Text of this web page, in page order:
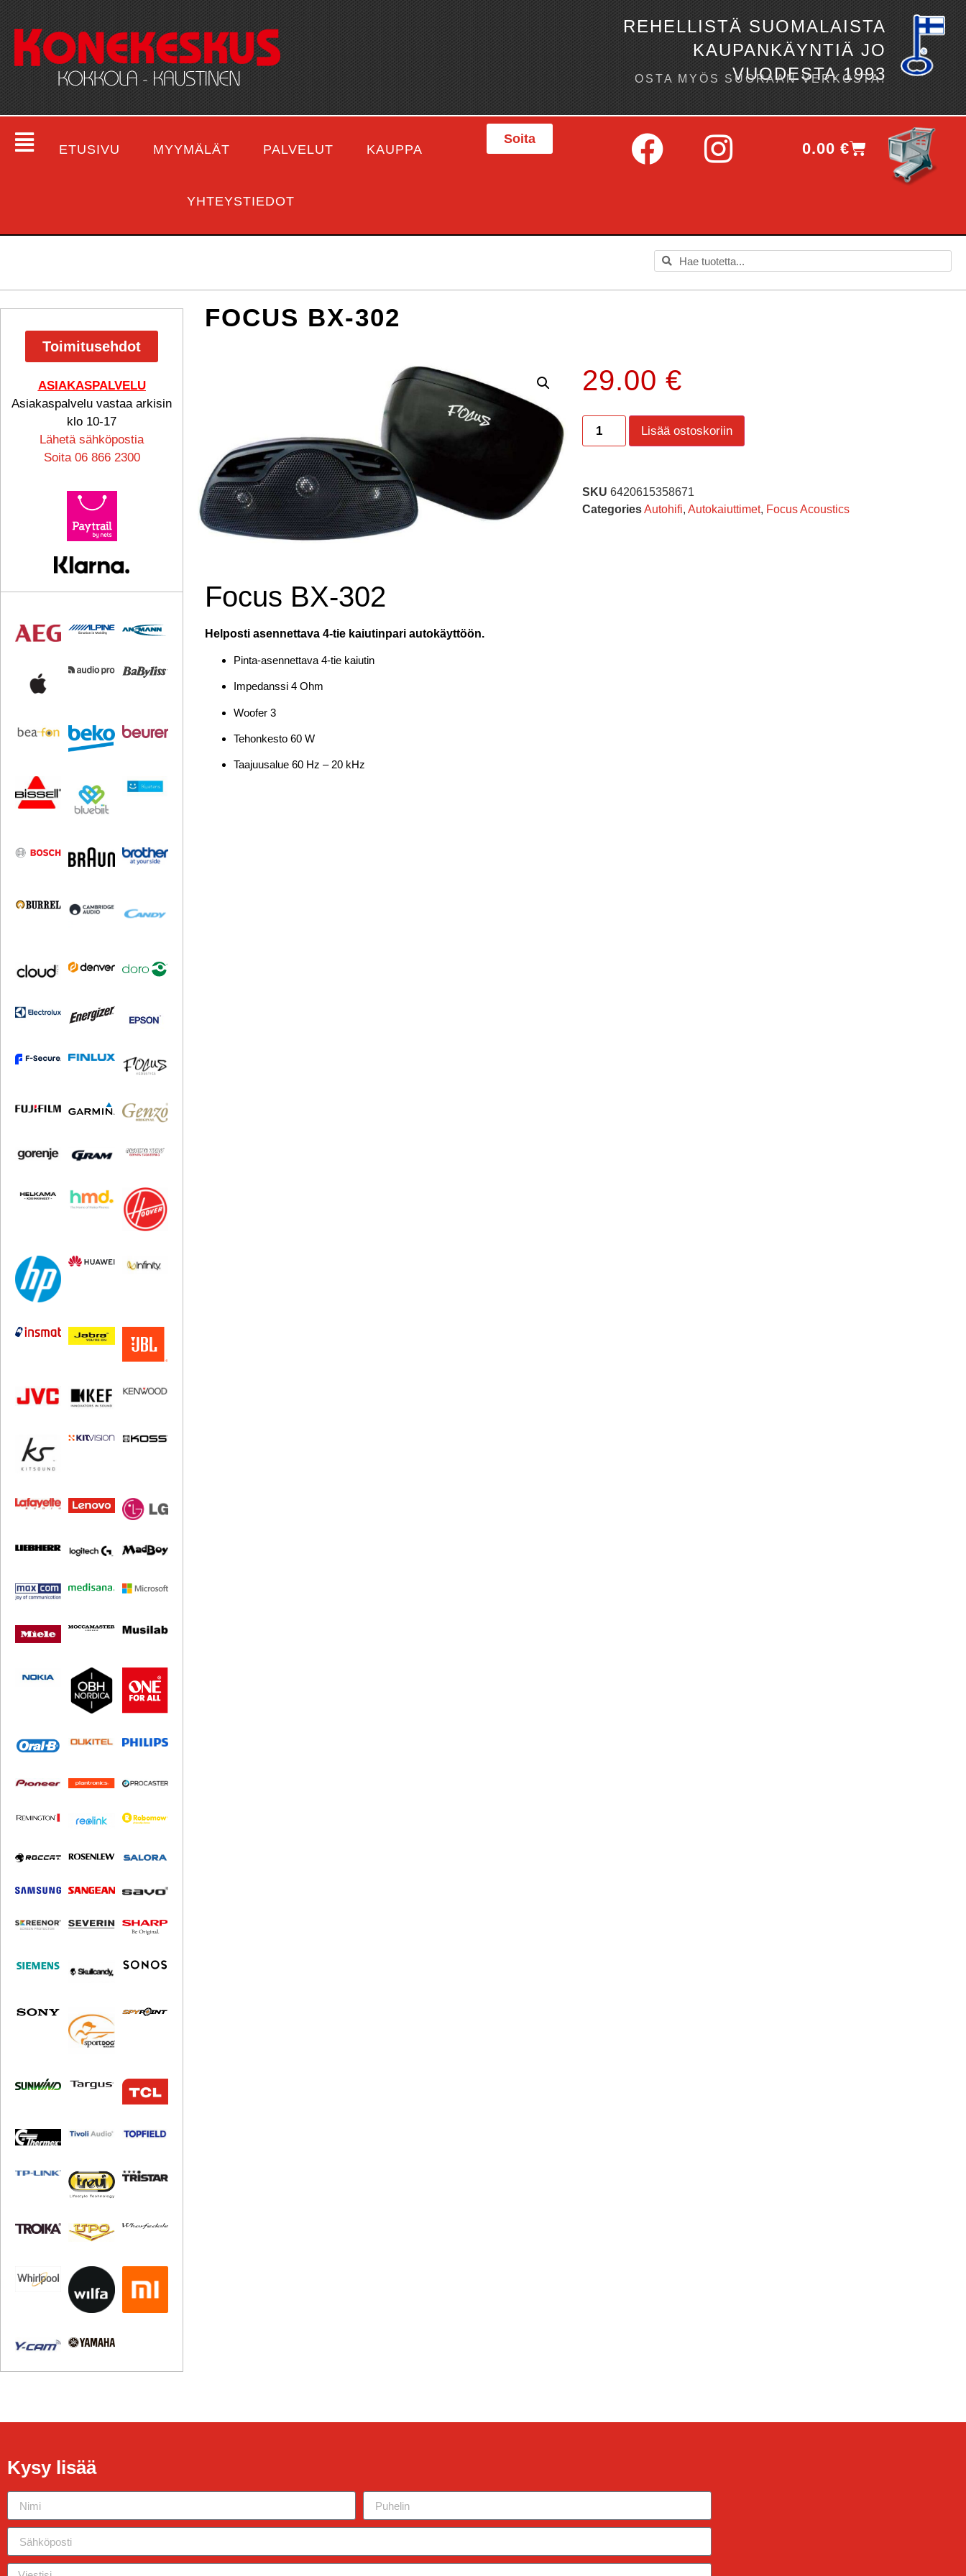
REHELLISTÄ SUOMALAISTA
KAUPANKÄYNTIÄ JO
VUODESTA 1993
OSTA MYÖS SUORAAN VERKOSTA!
ETUSIVU MYYMÄLÄT PALVELUT KAUPPA
YHTEYSTIEDOT
Soita
0.00€
Toimitusehdot
ASIAKASPALVELU
Asiakaspalvelu vastaa arkisin
klo 10-17
Lähetä sähköpostia
Soita 06 866 2300
FOCUS BX-302
29.00 €
Lisää ostoskoriin
SKU 6420615358671
CategoriesAutohifi, Autokaiuttimet, Focus Acoustics
Focus BX-302
Helposti asennettava 4-tie kaiutinpari autokäyttöön.
Pinta-asennettava 4-tie kaiutin
Impedanssi 4 Ohm
Woofer 3
Tehonkesto 60 W
Taajuusalue 60 Hz – 20 kHz
Kysy lisää